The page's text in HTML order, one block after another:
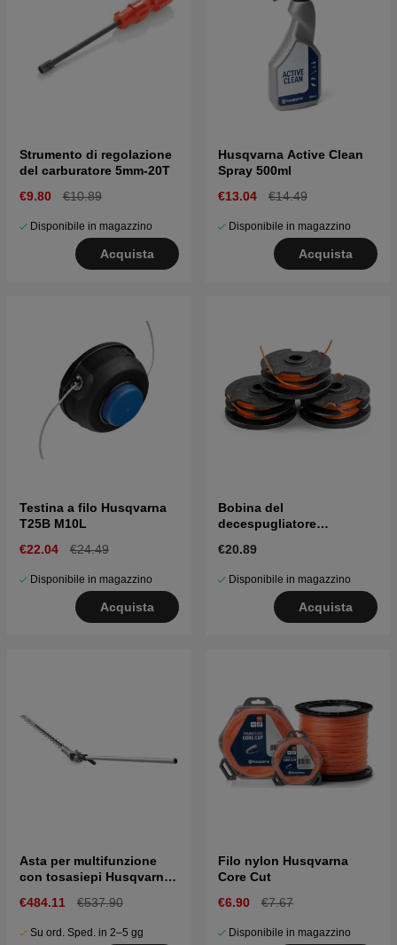
Strumento di regolazione
del carburatore 5mm-20T
€9.80
€10.89
Disponibile in magazzino
Acquista
Husqvarna Active Clean
Spray 500ml
€13.04
€14.49
Disponibile in magazzino
Acquista
Testina a filo Husqvarna
T25B M10L
€22.04
€24.49
Disponibile in magazzino
Acquista
Bobina del
decespugliatore
110iL, 3pcs
€20.89
Disponibile in magazzino
Acquista
Asta per multifunzione
con tosasiepi Husqvarna
€484.11 €537.90
Su ord. Sped. in 2–5 gg
Filo nylon Husqvarna
Core Cut
€6.90
€7.67
Disponibile in magazzino